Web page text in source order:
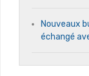
Nouveaux
échangé